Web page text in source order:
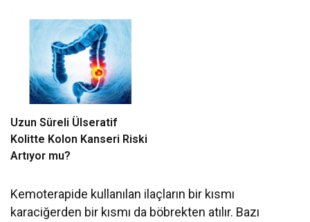
Uzun Süreli Ülseratif
Kolitte Kolon Kanseri Riski
Artıyor mu?
Kemoterapide kullanılan ilaçların bir kısmı
karaciğerden bir kısmı da böbrekten atılır. Bazı